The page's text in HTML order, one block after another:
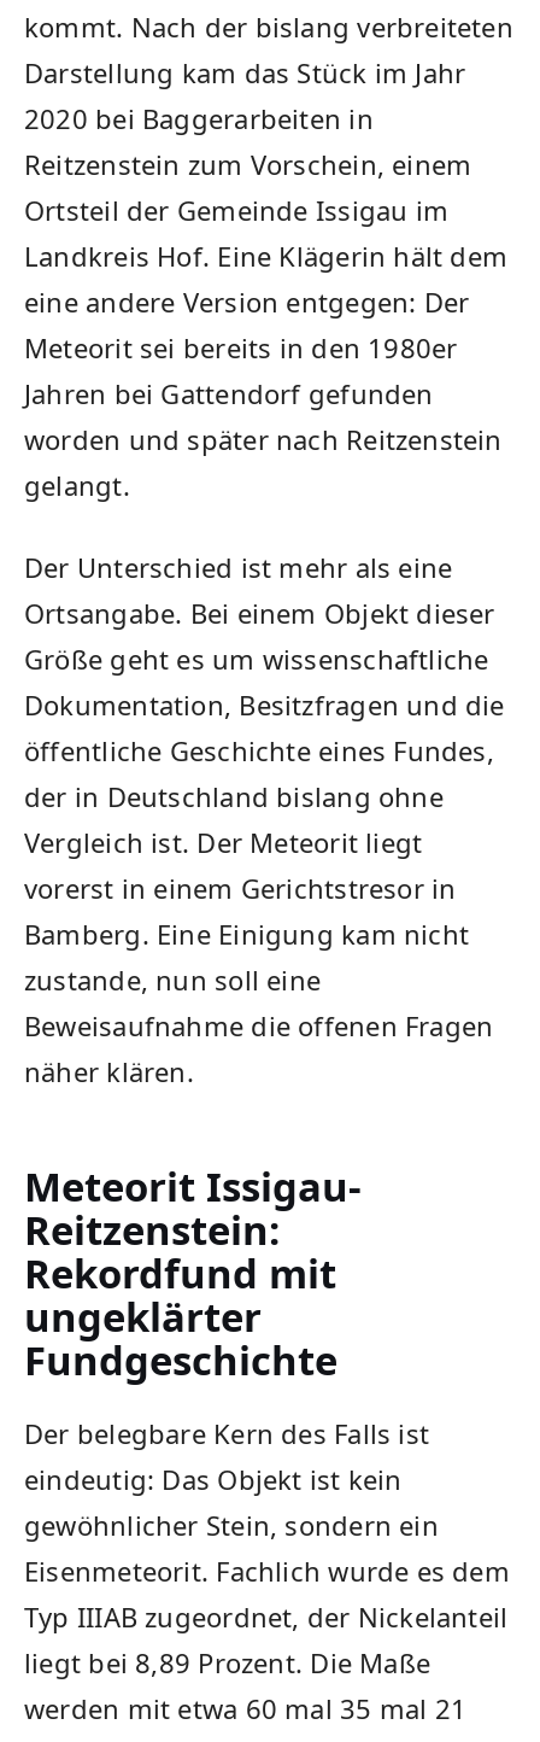
kommt. Nach der bislang verbreiteten
Darstellung kam das Stück im Jahr
2020 bei Baggerarbeiten in
Reitzenstein zum Vorschein, einem
Ortsteil der Gemeinde Issigau im
Landkreis Hof. Eine Klägerin hält dem
eine andere Version entgegen: Der
Meteorit sei bereits in den 1980er
Jahren bei Gattendorf gefunden
worden und später nach Reitzenstein
gelangt.
Der Unterschied ist mehr als eine
Ortsangabe. Bei einem Objekt dieser
Größe geht es um wissenschaftliche
Dokumentation, Besitzfragen und die
öffentliche Geschichte eines Fundes,
der in Deutschland bislang ohne
Vergleich ist. Der Meteorit liegt
vorerst in einem Gerichtstresor in
Bamberg. Eine Einigung kam nicht
zustande, nun soll eine
Beweisaufnahme die offenen Fragen
näher klären.
Meteorit Issigau-
Reitzenstein:
Rekordfund mit
ungeklärter
Fundgeschichte
Der belegbare Kern des Falls ist
eindeutig: Das Objekt ist kein
gewöhnlicher Stein, sondern ein
Eisenmeteorit. Fachlich wurde es dem
Typ IIIAB zugeordnet, der Nickelanteil
liegt bei 8,89 Prozent. Die Maße
werden mit etwa 60 mal 35 mal 21